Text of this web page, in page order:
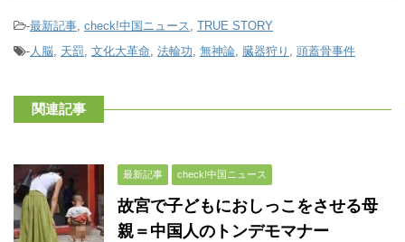
-最新記事, check!中国ニュース, TRUE STORY
-人脳, 天罰, 文化大革命, 法輪功, 無神論, 臓器狩り , 頭蓋骨事件
関連記事
最新記事 check!中国ニュース
故宮で子どもにおしっこをさせる母
親＝中国人のトンデモマナー